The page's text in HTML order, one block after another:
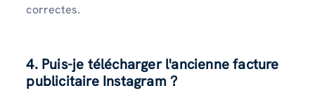
correctes.
4. Puis-je télécharger l'ancienne facture
publicitaire Instagram ?